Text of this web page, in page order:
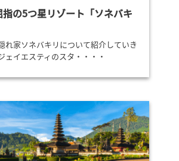
指の5つ星リゾート「ソネバキ
れ家ソネバキリについて紹介していき
ェイエスティのスタ・・・・